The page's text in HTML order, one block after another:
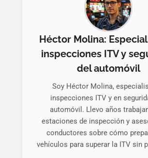
Héctor Molina:
inspecciones ITV y
del automóvil
Soy Héctor Molina,
inspecciones ITV y en
automóvil. Llevo años
estaciones de inspección y
conductores sobre cómo
vehículos para superar la ITV sin